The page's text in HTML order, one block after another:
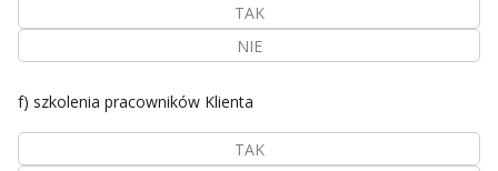
TAK
NIE
f) szkolenia pracowników Klienta
TAK